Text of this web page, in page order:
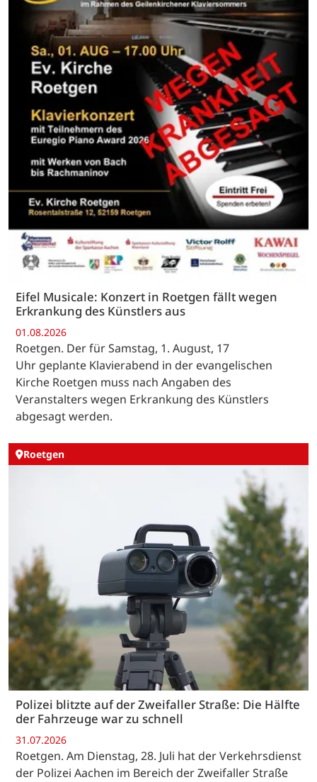
Eifel Musicale: Konzert in Roetgen fällt wegen
Erkrankung des Künstlers aus
01.08.2026
Roetgen. Der für Samstag, 1. August, 17
Uhr geplante Klavierabend in der evangelischen
Kirche Roetgen muss nach Angaben des
Veranstalters wegen Erkrankung des Künstlers
abgesagt werden.
Roetgen
Polizei blitzte auf der Zweifaller Straße: Die Hälfte
der Fahrzeuge war zu schnell
31.07.2026
Roetgen. Am Dienstag, 28. Juli hat der Verkehrsdienst
der Polizei Aachen im Bereich der Zweifaller Straße